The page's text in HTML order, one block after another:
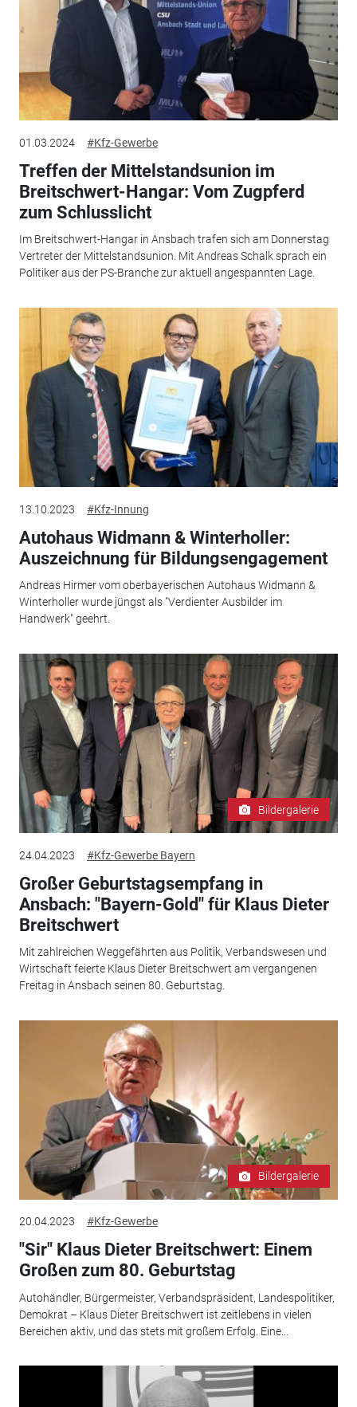
01.03.2024 #Kfz-Gewerbe
Treffen der Mittelstandsunion im
Breitschwert-Hangar: Vom Zugpferd
zum Schlusslicht
Im Breitschwert-Hangar in Ansbach trafen sich am Donnerstag
Vertreter der Mittelstandsunion. Mit Andreas Schalk sprach ein
Politiker aus der PS-Branche zur aktuell angespannten Lage.
13.10.2023 #Kfz-Innung
Autohaus Widmann & Winterholler:
Auszeichnung für Bildungsengagement
Andreas Hirmer vom oberbayerischen Autohaus Widmann &
Winterholler wurde jüngst als "Verdienter Ausbilder im
Handwerk" geehrt.
Bildergalerie
24.04.2023 #Kfz-Gewerbe Bayern
Großer Geburtstagsempfang in
Ansbach: "Bayern-Gold" für Klaus Dieter
Breitschwert
Mit zahlreichen Weggefährten aus Politik, Verbandswesen und
Wirtschaft feierte Klaus Dieter Breitschwert am vergangenen
Freitag in Ansbach seinen 80. Geburtstag.
Bildergalerie
20.04.2023 #Kfz-Gewerbe
"Sir" Klaus Dieter Breitschwert: Einem
Großen zum 80. Geburtstag
Autohändler, Bürgermeister, Verbandspräsident, Landespolitiker,
Demokrat – Klaus Dieter Breitschwert ist zeitlebens in vielen
Bereichen aktiv, und das stets mit großem Erfolg. Eine...